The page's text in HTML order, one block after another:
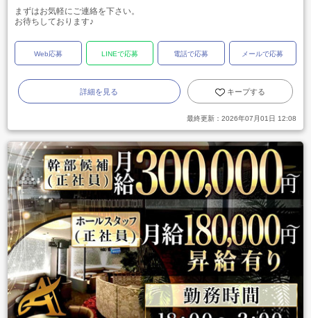
まずはお気軽にご連絡を下さい。
お待ちしております♪
Web応募 LINEで応募 電話で応募 メールで応募
詳細を見る キープする
最終更新： 2026年07月01日 12:08